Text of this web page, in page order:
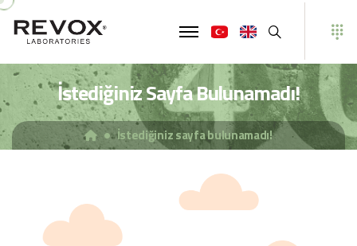
Ara
İstediğiniz Sayfa Bulunamadı!
İstediğiniz sayfa bulunamadı!